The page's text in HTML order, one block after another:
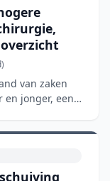
van zaken
en jonger, een